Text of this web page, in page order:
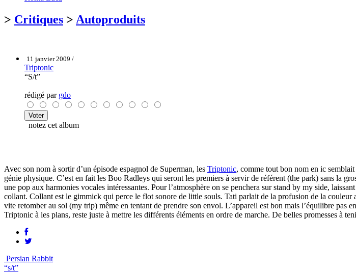
> Critiques > Autoproduits
11 janvier 2009 /
Triptonic
“S/t”
rédigé par gdo
notez cet album
Avec son nom à sortir d’un épisode espagnol de Superman, les Triptonic, comme tout bon nom en ic
génie physique. C’est en fait les Boo Radleys qui seront les premiers à servir de référent (the park) sans la
une pop aux harmonies vocales intéressantes. Pour l’atmosphère on se penchera sur stand by my side,
collant. Collant est le gimmick qui perce le flot sonore de little souls. Tati parlait de la profusion de la
vite retomber au sol (my trip) même en tentant de prendre son envol. L’appareil est bon mais l’équilibre pas
Triptonic à les plans, reste juste à mettre les différents éléments en ordre de marche. De belles promesses à
Persian Rabbit
“s/t”